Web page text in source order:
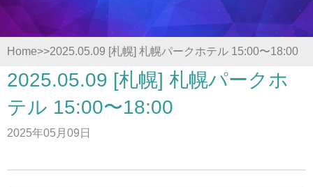
出願の流れ
オープンキャンパス LINE申し込み
ニュース
Home 2025.05.09 [札幌] 札幌パークホテル 15:00〜18:00
2025.05.09 [札幌] 札幌パークホ
テル 15:00〜18:00
2025年05月09日